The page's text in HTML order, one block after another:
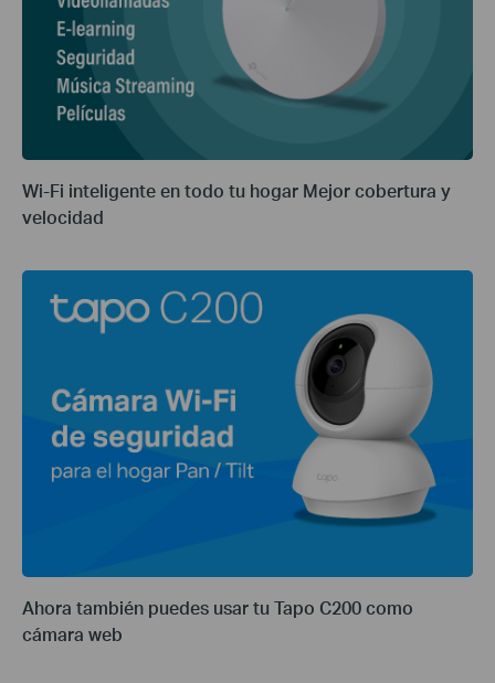
Wi-Fi inteligente en todo tu hogar Mejor cobertura y
velocidad
Ahora también puedes usar tu Tapo C200 como
cámara web